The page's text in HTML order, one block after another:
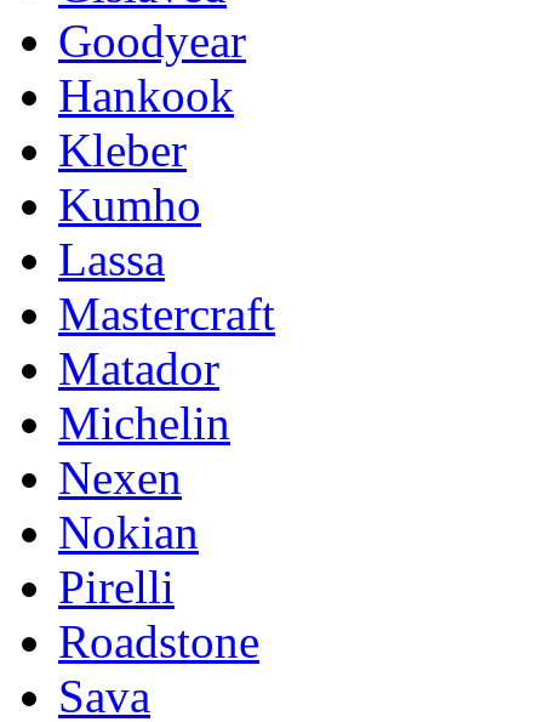
Goodyear
Hankook
Kleber
Kumho
Lassa
Mastercraft
Matador
Michelin
Nexen
Nokian
Pirelli
Roadstone
Sava